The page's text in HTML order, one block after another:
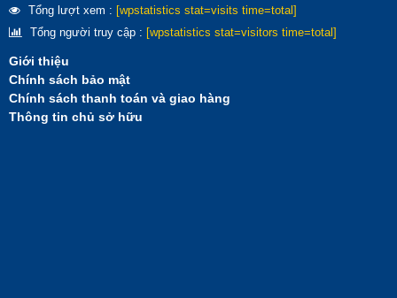
Tổng lượt xem : [wpstatistics stat=visits time=total]
Tổng người truy cập : [wpstatistics stat=visitors time=total]
Giới thiệu
Chính sách bảo mật
Chính sách thanh toán và giao hàng
Thông tin chủ sở hữu